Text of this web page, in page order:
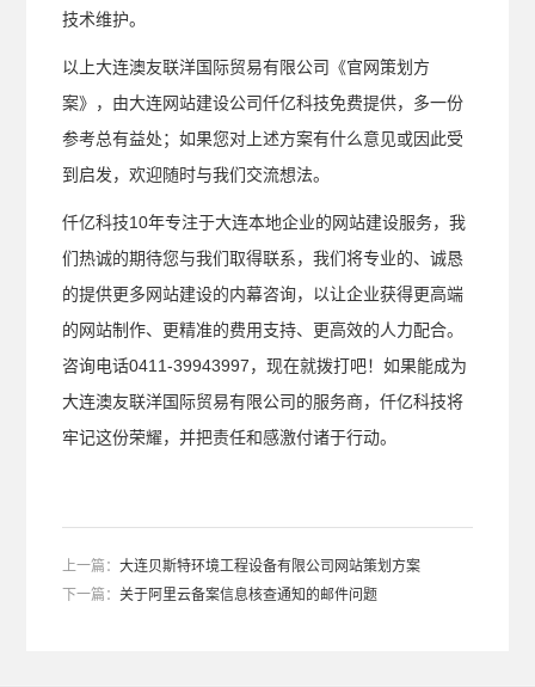
技术维护。
以上大连澳友联洋国际贸易有限公司《官网策划方
案》，由大连网站建设公司仟亿科技免费提供，多一份
参考总有益处；如果您对上述方案有什么意见或因此受
到启发，欢迎随时与我们交流想法。
仟亿科技10年专注于大连本地企业的网站建设服务，我
们热诚的期待您与我们取得联系，我们将专业的、诚恳
的提供更多网站建设的内幕咨询，以让企业获得更高端
的网站制作、更精准的费用支持、更高效的人力配合。
咨询电话0411-39943997，现在就拨打吧！如果能成为
大连澳友联洋国际贸易有限公司的服务商，仟亿科技将
牢记这份荣耀，并把责任和感激付诸于行动。
上一篇：大连贝斯特环境工程设备有限公司网站策划方案
下一篇：关于阿里云备案信息核查通知的邮件问题